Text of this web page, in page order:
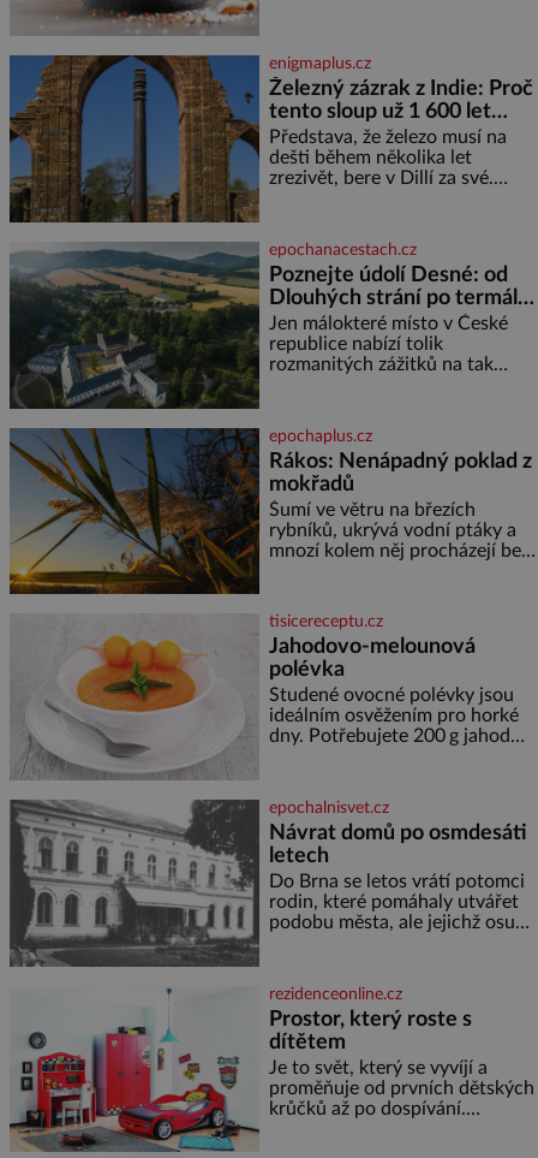
sladkých. Sůl je zdravá Ale v
ani ne třetinovém množství, než
je pro většinu populace běžné.
Její základní složky– sodík a
chlór – jsou zásadní pro
správné hospodaření
enigmaplus.cz
Železný zázrak z Indie: Proč
tento sloup už 1 600 let
nezná rez?
Představa, že železo musí na
dešti během několika let
zrezivět, bere v Dillí za své.
železný sloup, který už přibližně
1 600 let odolává počasí
epochanacestach.cz
Poznejte údolí Desné: od
Dlouhých strání po termální
prameny
Jen málokteré místo v České
republice nabízí tolik
rozmanitých zážitků na tak
jediného dne můžete
nahlédnout do útrob jedné z
nejvýznamnějších vodních
elektráren v Evropě, vydat se na
horské hřebeny, projet se na
koloběžce a den zakončit
poznáváním památek ve
epochaplus.cz
Rákos: Nenápadný poklad z
mokřadů
Šumí ve větru na březích
rybníků, ukrývá vodní ptáky a
mnozí kolem něj procházejí bez
lodě, zapisovat první texty a
inspiroval řadu pověstí. Tato
skromná, ale užitečná rostlina
provází člověka už tisíce let.
Většina lidí vnímá rákos jen jako
obyčejnou kulisu letního
koupání. Stačí se však podívat
tisicereceptu.cz
Jahodovo-melounová
polévka
Studené ovocné polévky jsou
ideálním osvěžením pro horké
dny. Potřebujete 200 g jahod
cukru krystal 1 lžíci medu 200 g
zakysané sm
epochalnisvet.cz
Návrat domů po osmdesáti
letech
Do Brna se letos vrátí potomci
rodin, které pomáhaly utvářet
podobu města, ale jejichž osudy
Placzek, Löw-Beer, Fuhrmann,
Kohn a Stiassni se stanou
jednou z hlavních
dramaturgických linií festivalu
židovské kultury ŠTETL FEST
2026. Některé návraty nejsou
jednoduché. Místa, která si
rezidenceonline.cz
Prostor, který roste s
dítětem
Je to svět, který se vyvíjí a
proměňuje od prvních dětských
krůčků až po dospívání.